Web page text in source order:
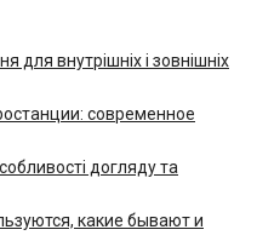
для внутрішніх і зовнішніх
современное
догляду та
какие бывают и